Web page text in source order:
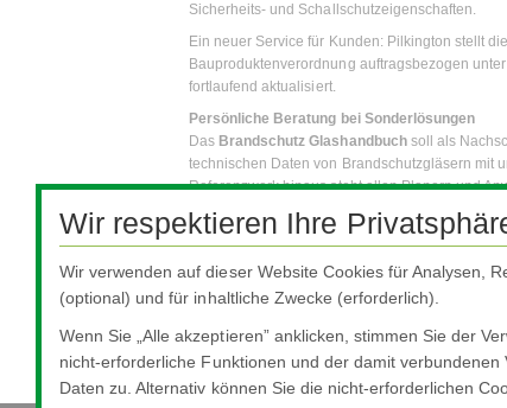
Sicherheits- und Schallschutzeigenschaften.
Ein neuer Service für Kunden: Pilkington stellt
Bauproduktenverordnung auftragsbezogen
fortlaufend aktualisiert.
Persönliche Beratung bei Sonderlösungen
Das Brandschutz Glashandbuchsoll als
technischen Daten von Brandschutzgläsern mit
Referenzwerk hinaus steht allen Planern und
Verfügung. Dies gilt vor allem auch für Fragen
Brandschutzglas-Spezifikationen über das
Das Brandschutz Glashandbuch 2016ist
Deutschland AG erhältlich. Anforderungen
kannhierdas komplette Handbuch als PDF-
PR004/16: Das Brandschutz Glashandbuch
Wir respektieren Ihre
Wir verwenden auf dieser Website Cookies für Analysen,
(optional) und für inhaltliche Zwecke (erforderlich).
Wenn Sie „Alle akzeptieren” anklicken, stimmen Sie der
nicht-erforderliche Funktionen und der damit verbundenen
Daten zu. Alternativ können Sie die nicht-erforderlichen